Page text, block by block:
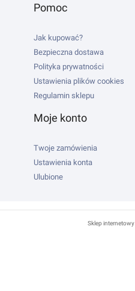
Pomoc
Jak kupować?
Bezpieczna dostawa
Polityka prywatności
Ustawienia plików cookies
Regulamin sklepu
Moje konto
Twoje zamówienia
Ustawienia konta
Ulubione
Sklep internetowy